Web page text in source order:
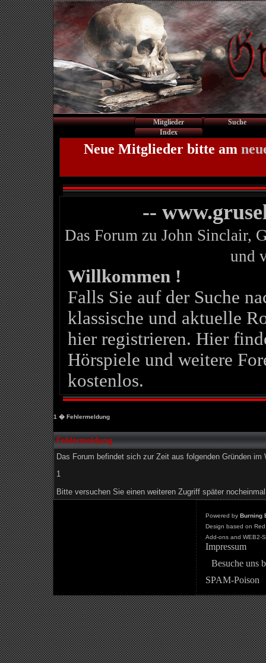
Mitglieder
Suche
Index
Neue Mitglieder bitte am
--
Das Forum zu John Sinclair,
und
Willkommen !
Falls Sie auf der Suche
klassische und aktuelle
hier registrieren. Hier
Hörspiele und weitere
kostenlos.
1 � Fehlermeldung
Fehlermeldung
Das Forum befindet sich zur Zeit aus folgenden Gründen im
1
Bitte versuchen Sie einen weiteren Zugriff später
Powered by Burning
Design based on
Add-ons and WEB2-
Impressum
Besuche uns
SPAM-Poison